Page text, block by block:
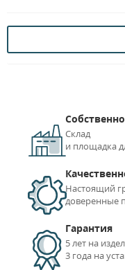
Склад
и площадка
Настоящий
доверенные
Гарантия
5 лет на
3 года на